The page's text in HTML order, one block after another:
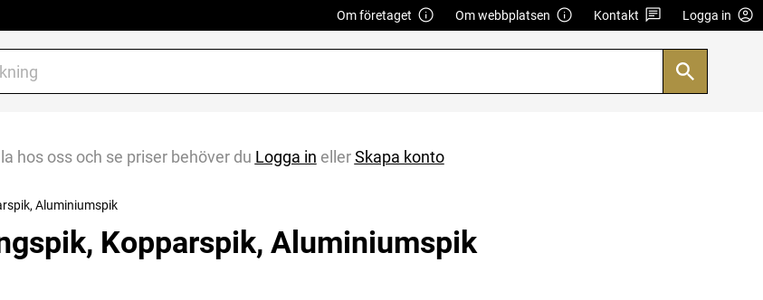
Om företaget Om webbplatsen Kontakt Logga in
hos oss och se priser behöver du Logga in ellerSkapa konto
Aluminiumspik
Kopparspik, Aluminiumspik